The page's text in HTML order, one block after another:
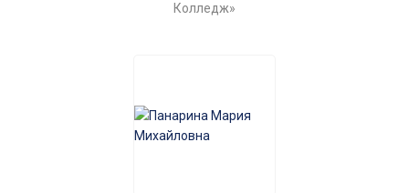
Колледж»